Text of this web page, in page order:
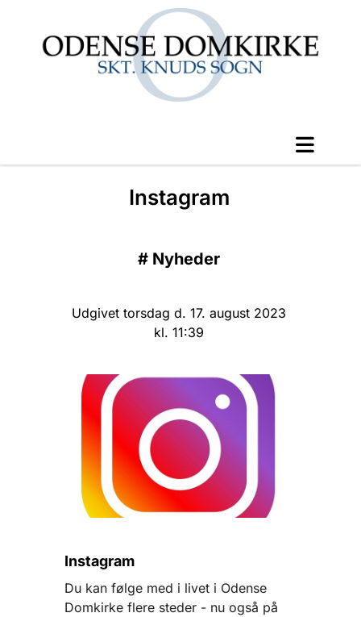
Instagram
# Nyheder
Udgivet torsdag d. 17. august 2023
kl. 11:39
Instagram
Du kan følge med i livet i Odense
Domkirke flere steder - nu også på